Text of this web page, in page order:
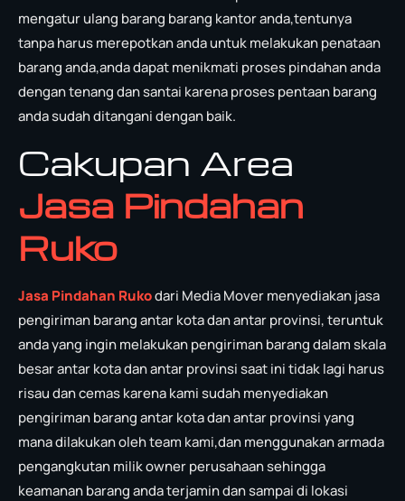
mengatur ulang barang barang kantor anda,tentunya
tanpa harus merepotkan anda untuk melakukan penataan
barang anda,anda dapat menikmati proses pindahan anda
dengan tenang dan santai karena proses pentaan barang
anda sudah ditangani dengan baik.
Cakupan Area
Jasa Pindahan
Ruko
Jasa Pindahan Rukodari Media Mover menyediakan jasa
pengiriman barang antar kota dan antar provinsi, teruntuk
anda yang ingin melakukan pengiriman barang dalam skala
besar antar kota dan antar provinsi saat ini tidak lagi harus
risau dan cemas karena kami sudah menyediakan
pengiriman barang antar kota dan antar provinsi yang
mana dilakukan oleh team kami,dan menggunakan armada
pengangkutan milik owner perusahaan sehingga
keamanan barang anda terjamin dan sampai di lokasi